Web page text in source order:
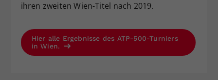
ihren zweiten Wien-Titel nach 2019.
Hier alle Ergebnisse des ATP-500-Turniers
in Wien.